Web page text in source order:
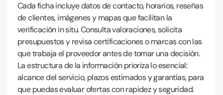
Cada ficha incluye datos de contacto, horarios, reseñas
de clientes, imágenes y mapas que facilitan la
verificación in situ. Consulta valoraciones, solicita
presupuestos y revisa certificaciones o marcas con las
que trabaja el proveedor antes de tomar una decisión.
La estructura de la información prioriza lo esencial:
alcance del servicio, plazos estimados y garantías, para
que puedas evaluar ofertas con rapidez y seguridad.